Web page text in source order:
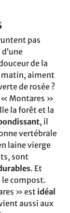
pas
de la
matin, aiment
de rosée ?
« Montares »
la forêt et la
, il
vertébrale
laine vierge
sont
. Et
le compost.
» estidéal
aussi aux